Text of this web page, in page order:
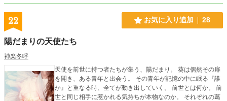
22 お気に入り追加 28
陽だまりの天使たち
神楽冬呼
天使を前世に持つ者たちが集う、陽だまり。 葵は偶然その扉
を開き、ある青年と出会う。 その青年が記憶の中に眠る『誰
か』と重なる時、全てが動き出していく。 前世とは何か。 前
世と同じ相手に惹かれる気持ちが本物なのか。 それぞれの葛